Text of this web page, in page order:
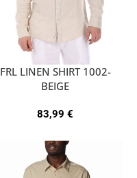
FRL LINEN SHIRT 1002-
BEIGE
83,99 €